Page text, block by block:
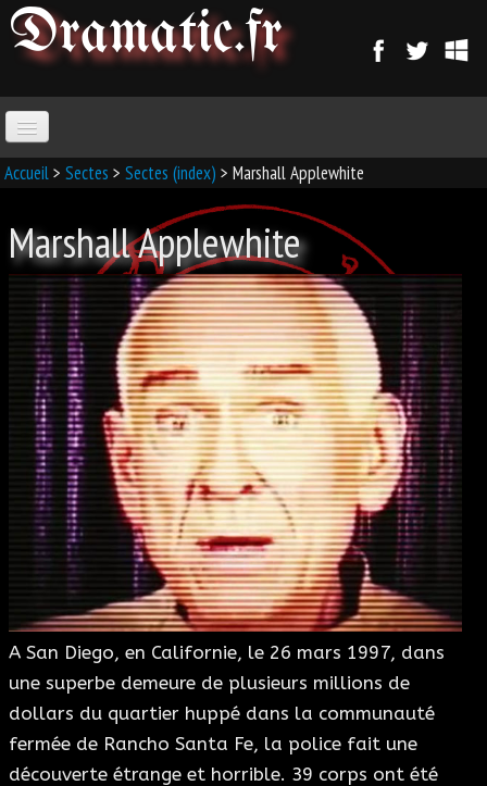
Dramatic.fr
ACCUEIL
PARANORMAL
MAGIE
SORCELLERIE
MAGIE D'AMOUR
MAGIE ARABE
ESOTÉRISME
SECTES
BLOG
A PROPOS
Accueil> Sectes > Sectes (index) > Marshall Applewhite
Marshall Applewhite
A San Diego, en Californie, le 26 mars 1997, dans
une superbe demeure de plusieurs millions de
dollars du quartier huppé dans la communauté
fermée de Rancho Santa Fe, la police fait une
découverte étrange et horrible. 39 corps ont été